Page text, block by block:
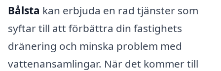
Bålsta kan erbjuda en rad tjänster som
syftar till att förbättra din fastighets
dränering och minska problem med
vattenansamlingar. När det kommer till